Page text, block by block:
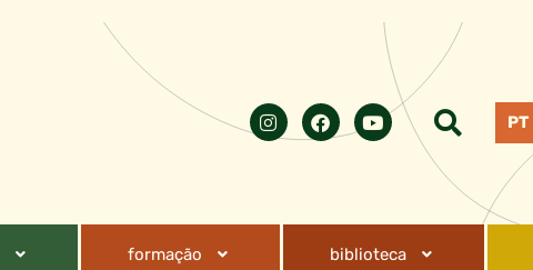
PT
formação biblioteca